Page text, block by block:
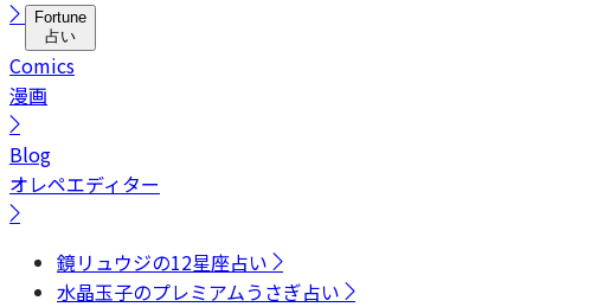
Fortune
占い
Comics
漫画
Blog
オレペエディター
鏡リュウジの12星座占い
水晶玉子のプレミアムうさぎ占い